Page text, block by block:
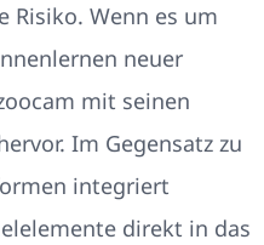
Risiko. Wenn es um
neuer
mit seinen
Im Gegensatz zu
integriert
direkt in das